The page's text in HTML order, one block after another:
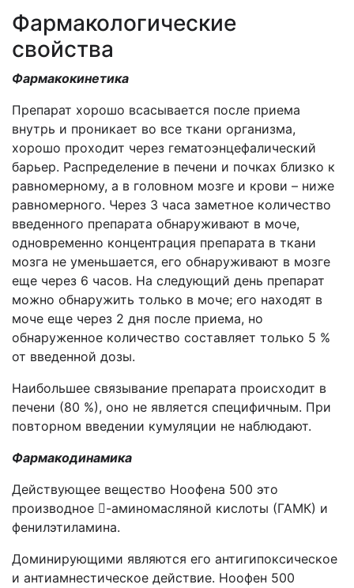
Фармакологические
свойства
Фармакокинетика
Препарат хорошо всасывается после приема
внутрь и проникает во все ткани организма,
хорошо проходит через гематоэнцефалический
барьер. Распределение в печени и почках близко к
равномерному, а в головном мозге и крови – ниже
равномерного. Через 3 часа заметное количество
введенного препарата обнаруживают в моче,
одновременно концентрация препарата в ткани
мозга не уменьшается, его обнаруживают в мозге
еще через 6 часов. На следующий день препарат
можно обнаружить только в моче; его находят в
моче еще через 2 дня после приема, но
обнаруженное количество составляет только 5 %
от введенной дозы.
Наибольшее связывание препарата происходит в
печени (80 %), оно не является специфичным. При
повторном введении кумуляции не наблюдают.
Фармакодинамика
Действующее вещество Ноофена 500 это
производное -аминомасляной кислоты (ГАМК) и
фенилэтиламина.
Доминирующими являются его антигипоксическое
и антиамнестическое действие. Ноофен 500